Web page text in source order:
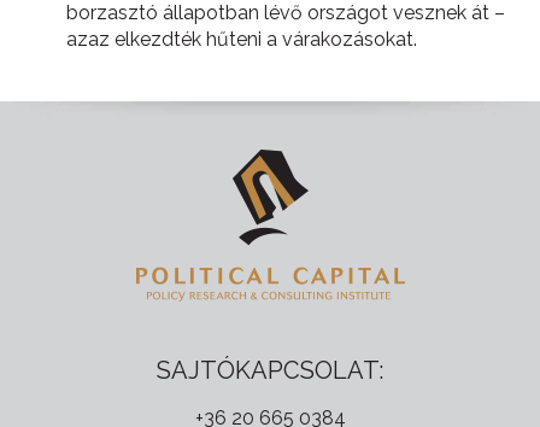
borzasztó állapotban lévő országot vesznek át –
azaz elkezdték hűteni a várakozásokat.
SAJTÓKAPCSOLAT:
+36 20 665 0384